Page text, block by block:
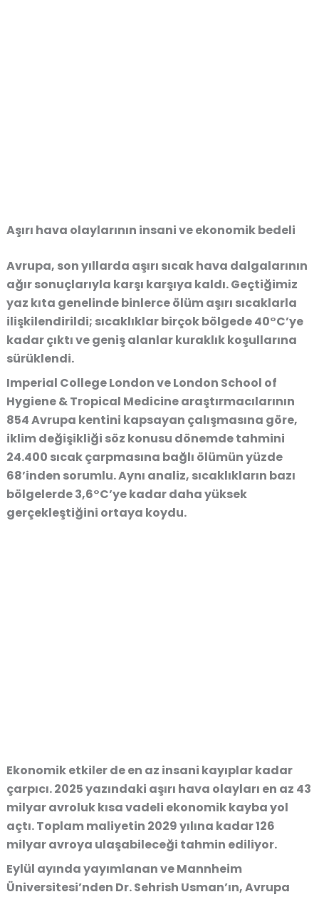
Aşırı hava olaylarının insani ve ekonomik bedeli
Avrupa, son yıllarda aşırı sıcak hava dalgalarının
ağır sonuçlarıyla karşı karşıya kaldı. Geçtiğimiz
yaz kıta genelinde binlerce ölüm aşırı sıcaklarla
ilişkilendirildi; sıcaklıklar birçok bölgede 40°C’ye
kadar çıktı ve geniş alanlar kuraklık koşullarına
sürüklendi.
Imperial College London ve London School of
Hygiene & Tropical Medicine araştırmacılarının
854 Avrupa kentini kapsayan çalışmasına göre,
iklim değişikliği söz konusu dönemde tahmini
24.400 sıcak çarpmasına bağlı ölümün yüzde
68’inden sorumlu. Aynı analiz, sıcaklıkların bazı
bölgelerde 3,6°C’ye kadar daha yüksek
gerçekleştiğini ortaya koydu.
Ekonomik etkiler de en az insani kayıplar kadar
çarpıcı. 2025 yazındaki aşırı hava olayları en az 43
milyar avroluk kısa vadeli ekonomik kayba yol
açtı. Toplam maliyetin 2029 yılına kadar 126
milyar avroya ulaşabileceği tahmin ediliyor.
Eylül ayında yayımlanan ve Mannheim
Üniversitesi’nden Dr. Sehrish Usman’ın, Avrupa